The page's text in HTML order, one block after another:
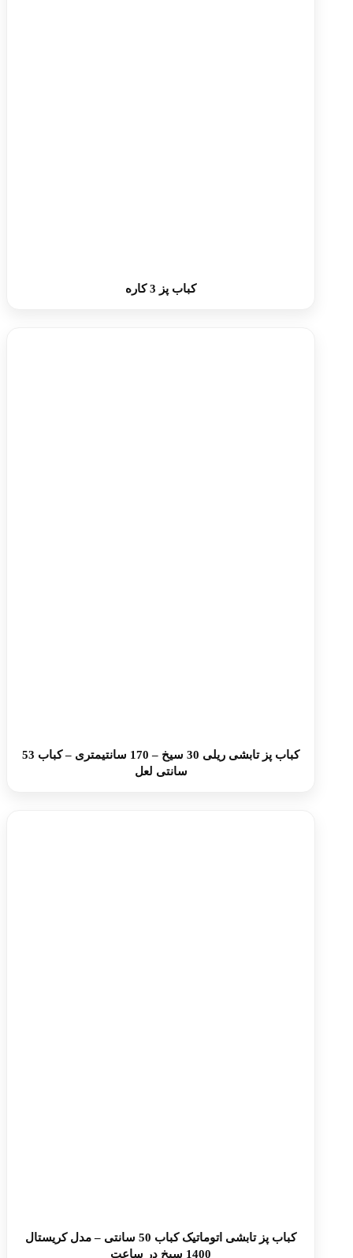
کباب پز 3 کاره
کباب پز تابشی ریلی 30 سیخ – 170 سانتیمتری – کباب 53
سانتی لعل
کباب پز تابشی اتوماتیک کباب 50 سانتی – مدل کریستال
1400 سیخ در ساعت